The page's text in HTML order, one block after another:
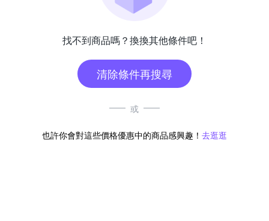
找不到商品嗎？換換其他條件吧！
清除條件再搜尋
或
也許你會對這些價格優惠中的商品感興趣！ 去逛逛